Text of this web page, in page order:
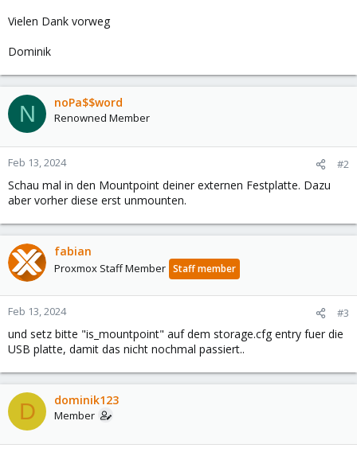
Vielen Dank vorweg
Dominik
N noPa$$word
Renowned Member
Feb 13, 2024 #2
Schau mal in den Mountpoint deiner externen Festplatte. Dazu
aber vorher diese erst unmounten.
fabian
Proxmox Staff Member Staff member
Feb 13, 2024 #3
und setz bitte "is_mountpoint" auf dem storage.cfg entry fuer die
USB platte, damit das nicht nochmal passiert..
D dominik123
Member